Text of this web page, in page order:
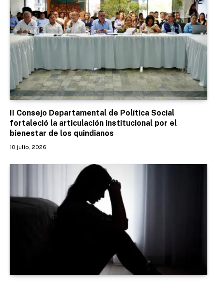
II Consejo Departamental de Política Social
fortaleció la articulación institucional por el
bienestar de los quindianos
10 julio, 2026